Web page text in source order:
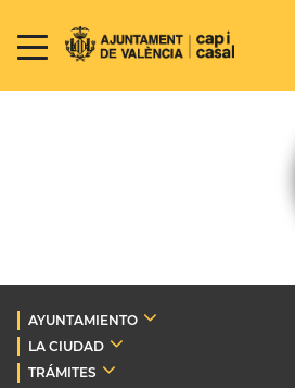
AYUNTAMIENTO
LA CIUDAD
TRÁMITES